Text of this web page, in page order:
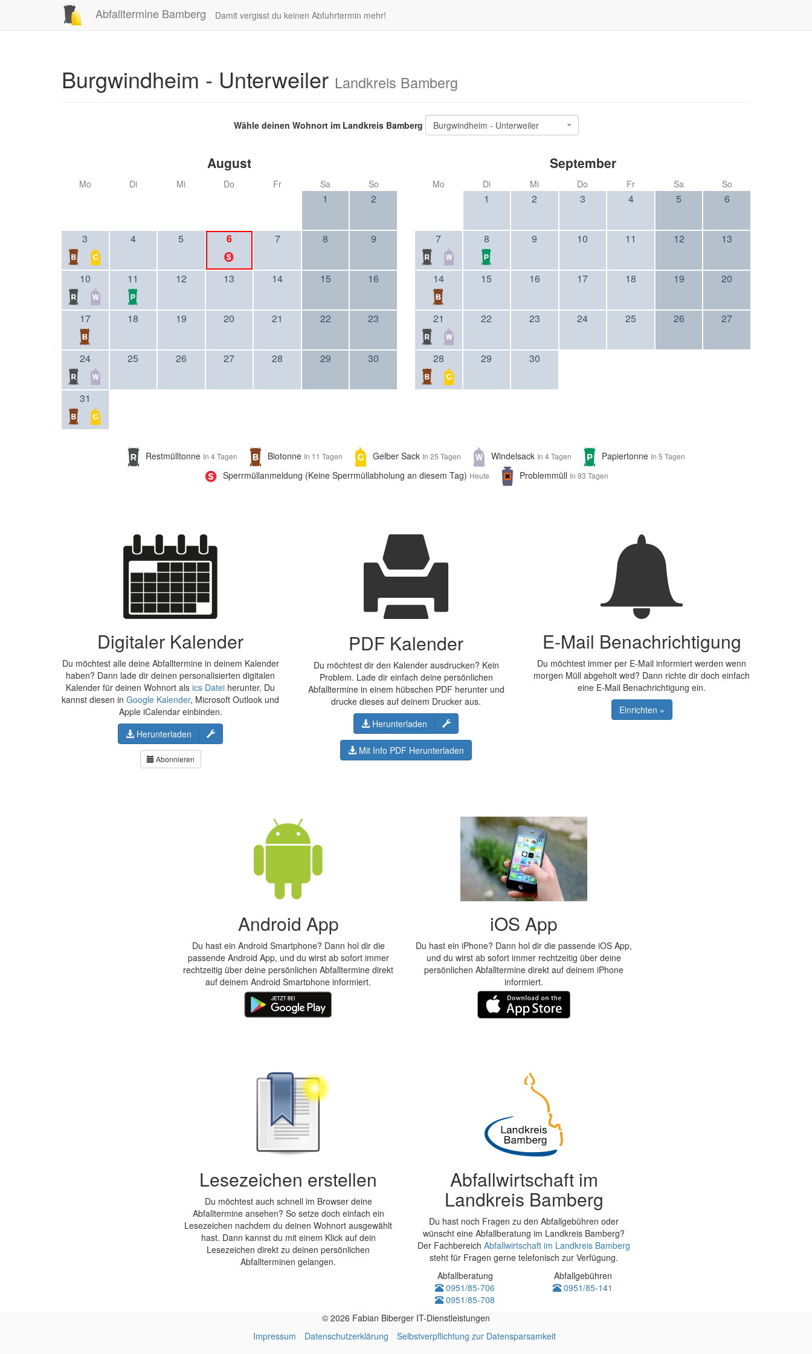
Abfalltermine Bamberg Damit vergisst du keinen Abfuhrtermin mehr!
Burgwindheim - Unterweiler Landkreis Bamberg
Wähle deinen Wohnort im Landkreis Bamberg Burgwindheim - Unterweiler
August
Mo Di Mi Do Fr Sa So
1 2
3 4 5 6 7 8 9
10 11 12 13 14 15 16
17 18 19 20 21 22 23
24 25 26 27 28 29 30
31
September
Mo Di Mi Do Fr Sa So
1 2 3 4 5 6
7 8 9 10 11 12 13
14 15 16 17 18 19 20
21 22 23 24 25 26 27
28 29 30
Restmülltonne In 4 Tagen Biotonne In 11 Tagen Gelber Sack In 25 Tagen Windelsack In 4 Tagen Papiertonne In 5 Tagen
Sperrmüllanmeldung (Keine Sperrmüllabholung an diesem Tag) Heute Problemmüll In 93 Tagen
Digitaler Kalender
Du möchtest alle deine Abfalltermine in deinem Kalender
haben? Dann lade dir deinen personalisierten digitalen
Kalender für deinen Wohnort als ics Datei herunter. Du
kannst diesen in Google Kalender, Microsoft Outlook und
Apple iCalendar einbinden.
Herunterladen
Konfigurieren
Abonnieren
PDF Kalender
Du möchtest dir den Kalender ausdrucken? Kein
Problem. Lade dir einfach deine persönlichen
Abfalltermine in einem hübschen PDF herunter und
drucke dieses auf deinem Drucker aus.
Herunterladen
Konfigurieren
Mit Info PDF Herunterladen
E-Mail Benachrichtigung
Du möchtest immer per E-Mail informiert werden wenn
morgen Müll abgeholt wird? Dann richte dir doch einfach
eine E-Mail Benachrichtigung ein.
Einrichten »
Android App
Du hast ein Android Smartphone? Dann hol dir die
passende Android App, und du wirst ab sofort immer
rechtzeitig über deine persönlichen Abfalltermine direkt
auf deinem Android Smartphone informiert.
iOS App
Du hast ein iPhone? Dann hol dir die passende iOS App,
und du wirst ab sofort immer rechtzeitig über deine
persönlichen Abfalltermine direkt auf deinem iPhone
informiert.
Lesezeichen erstellen
Du möchtest auch schnell im Browser deine
Abfalltermine ansehen? So setze doch einfach ein
Lesezeichen nachdem du deinen Wohnort ausgewählt
hast. Dann kannst du mit einem Klick auf dein
Lesezeichen direkt zu deinen persönlichen
Abfallterminen gelangen.
Abfallwirtschaft im
Landkreis Bamberg
Du hast noch Fragen zu den Abfallgebühren oder
wünscht eine Abfallberatung im Landkreis Bamberg?
Der Fachbereich Abfallwirtschaft im Landkreis Bamberg
steht für Fragen gerne telefonisch zur Verfügung.
Abfallberatung
0951/85-706
0951/85-708
Abfallgebühren
0951/85-141
© 2026 Fabian Biberger IT-Dienstleistungen
Impressum
Datenschutzerklärung
Selbstverpflichtung zur Datensparsamkeit